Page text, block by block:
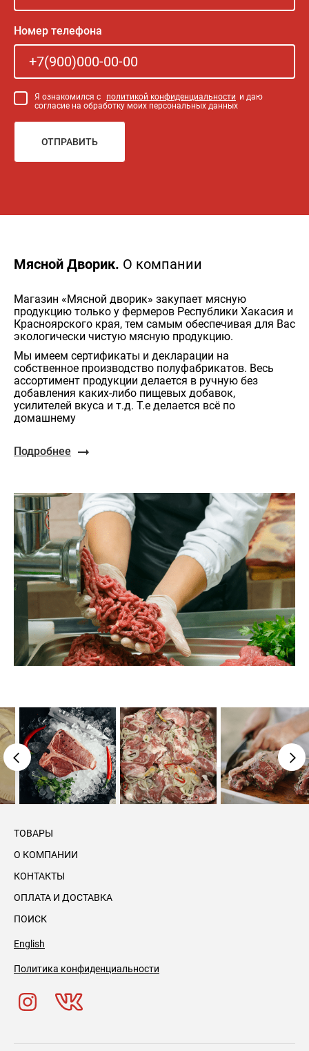
Номер телефона
Я ознакомился с политикой конфиденциальности и даю
согласие на обработку моих персональных данных
ОТПРАВИТЬ
Мясной Дворик. О компании
Магазин «Мясной дворик» закупает мясную
продукцию только у фермеров Республики Хакасия и
Красноярского края, тем самым обеспечивая для Вас
экологически чистую мясную продукцию.
Мы имеем сертификаты и декларации на
собственное производство полуфабрикатов. Весь
ассортимент продукции делается в ручную без
добавления каких-либо пищевых добавок,
усилителей вкуса и т.д. Т.е делается всё по
домашнему
Подробнее
ТОВАРЫ
О КОМПАНИИ
КОНТАКТЫ
ОПЛАТА И ДОСТАВКА
ПОИСК
English
Политика конфиденциальности